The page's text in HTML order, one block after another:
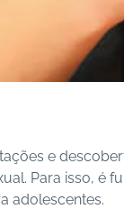
e
Para isso, é
adolescentes.